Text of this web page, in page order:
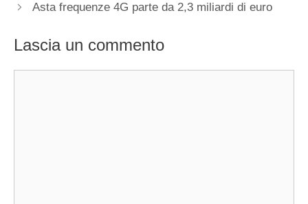
Asta frequenze 4G parte da 2,3 miliardi di euro
Lascia un commento